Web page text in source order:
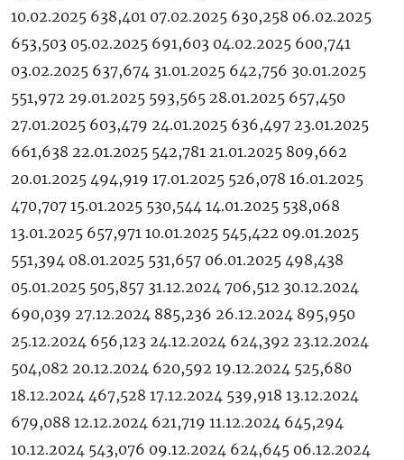
10.02.2025 638,401 07.02.2025 630,258 06.02.2025
653,503 05.02.2025 691,603 04.02.2025 600,741
03.02.2025 637,674 31.01.2025 642,756 30.01.2025
551,972 29.01.2025 593,565 28.01.2025 657,450
27.01.2025 603,479 24.01.2025 636,497 23.01.2025
661,638 22.01.2025 542,781 21.01.2025 809,662
20.01.2025 494,919 17.01.2025 526,078 16.01.2025
470,707 15.01.2025 530,544 14.01.2025 538,068
13.01.2025 657,971 10.01.2025 545,422 09.01.2025
551,394 08.01.2025 531,657 06.01.2025 498,438
05.01.2025 505,857 31.12.2024 706,512 30.12.2024
690,039 27.12.2024 885,236 26.12.2024 895,950
25.12.2024 656,123 24.12.2024 624,392 23.12.2024
504,082 20.12.2024 620,592 19.12.2024 525,680
18.12.2024 467,528 17.12.2024 539,918 13.12.2024
679,088 12.12.2024 621,719 11.12.2024 645,294
10.12.2024 543,076 09.12.2024 624,645 06.12.2024